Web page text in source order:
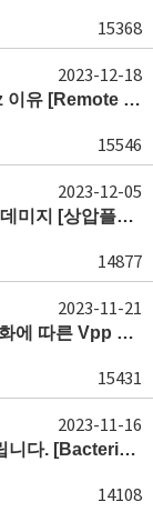
15368
Remote plasma source의 주파수 400kHz 이유 [Remote plasma 이해]
15546
2023-12-18
DBD 플라즈마 작동 시 유전체에 가해지는 데미지 [상압플라즈마 소스]
14877
2023-12-05
CCP 설비 Capacitance 및 Impedance 변화에 따른 Vpp 변동성 문의 [플라즈마 회로 설계]
15431
2023-11-21
플라즈마를 이용한 물속 세균 살균 질문드립니다. [Bactericidal 이해]
14108
2023-11-16